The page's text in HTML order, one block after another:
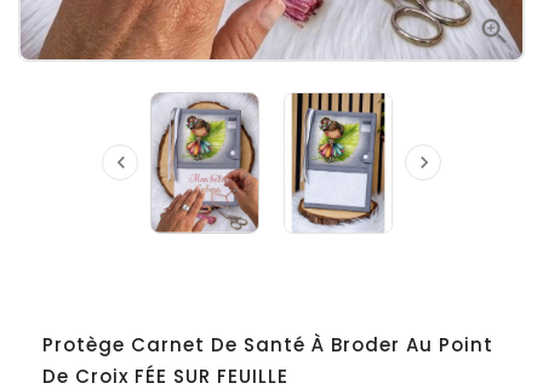

 
Protège Carnet De Santé À Broder Au Point
De Croix FÉE SUR FEUILLE